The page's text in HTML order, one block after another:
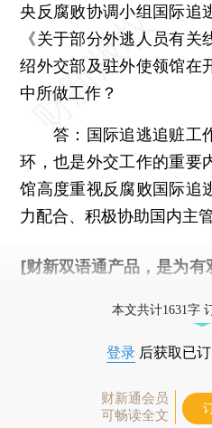
央反腐败协调小组国际追
《关于部分外逃人员有
绍外交部及驻外使领馆在
中所做工作？
答： 国际追逃追赃工
环，也是外交工作的重要
馆高度重视反腐败国际追
力配合、积极协助国内主
[财新双语通产品，是为
本文共计1631字
登录 后获取已
财新通会员
可畅读全文